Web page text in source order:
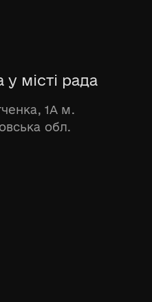
місті рада
1А м.
обл.